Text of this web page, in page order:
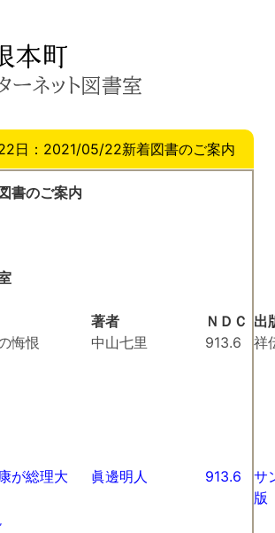
日：2021/05/22新着図書のご案内
書のご案内
著者 ＮＤＣ 出
悔恨
中山七里 913.6 祥
が総理大
眞邊明人 913.6
サ
版